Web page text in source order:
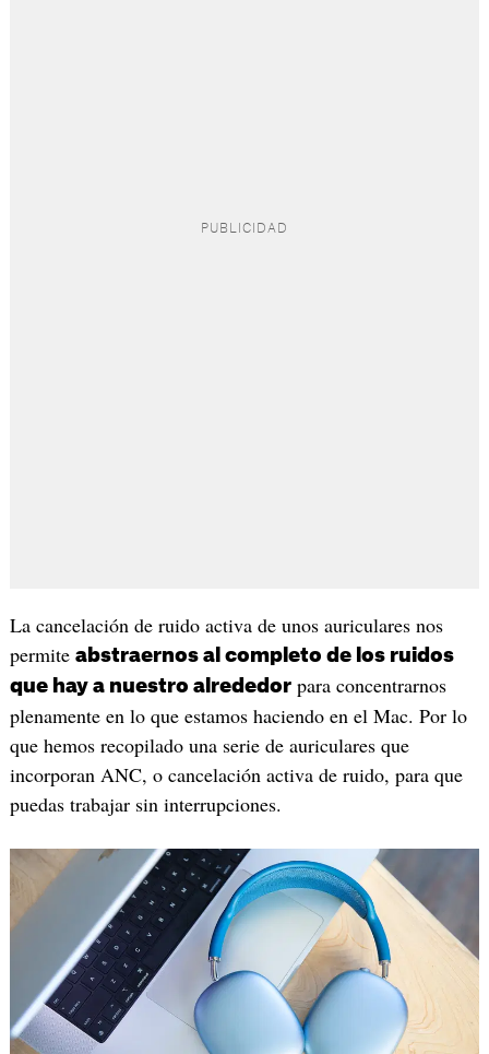
La cancelación de ruido activa de unos auriculares nos
permite abstraernos al completo de los ruidos
que hay a nuestro alrededorpara concentrarnos
plenamente en lo que estamos haciendo en el Mac. Por lo
que hemos recopilado una serie de auriculares que
incorporan ANC, o cancelación activa de ruido, para que
puedas trabajar sin interrupciones.